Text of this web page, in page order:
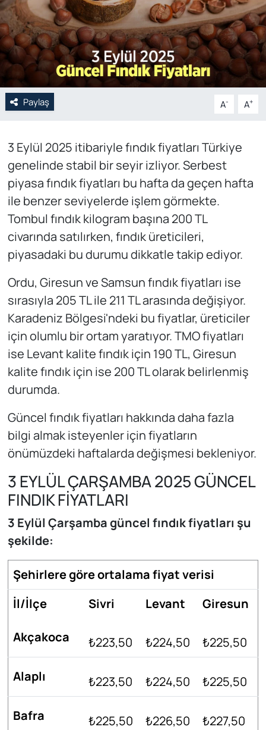
Paylaş A- A+
3 Eylül 2025 itibariyle fındık fiyatları Türkiye
genelinde stabil bir seyir izliyor. Serbest
piyasa fındık fiyatları bu hafta da geçen hafta
ile benzer seviyelerde işlem görmekte.
Tombul fındık kilogram başına 200 TL
civarında satılırken, fındık üreticileri,
piyasadaki bu durumu dikkatle takip ediyor.
Ordu, Giresun ve Samsun fındık fiyatları ise
sırasıyla 205 TL ile 211 TL arasında değişiyor.
Karadeniz Bölgesi'ndeki bu fiyatlar, üreticiler
için olumlu bir ortam yaratıyor. TMO fiyatları
ise Levant kalite fındık için 190 TL, Giresun
kalite fındık için ise 200 TL olarak belirlenmiş
durumda.
Güncel fındık fiyatları hakkında daha fazla
bilgi almak isteyenler için fiyatların
önümüzdeki haftalarda değişmesi bekleniyor.
3 EYLÜL ÇARŞAMBA 2025 GÜNCEL
FINDIK FİYATLARI
3 Eylül Çarşamba güncel fındık fiyatları şu
şekilde:
Şehirlere göre ortalama fiyat verisi
İl/İlçe
Sivri Levant Giresun
Akçakoca ₺223,50 ₺224,50 ₺225,50
Alaplı ₺223,50 ₺224,50 ₺225,50
Bafra ₺225,50 ₺226,50 ₺227,50
Özel Haber
POLİTİKA
Siyaset
Spor
Yerel